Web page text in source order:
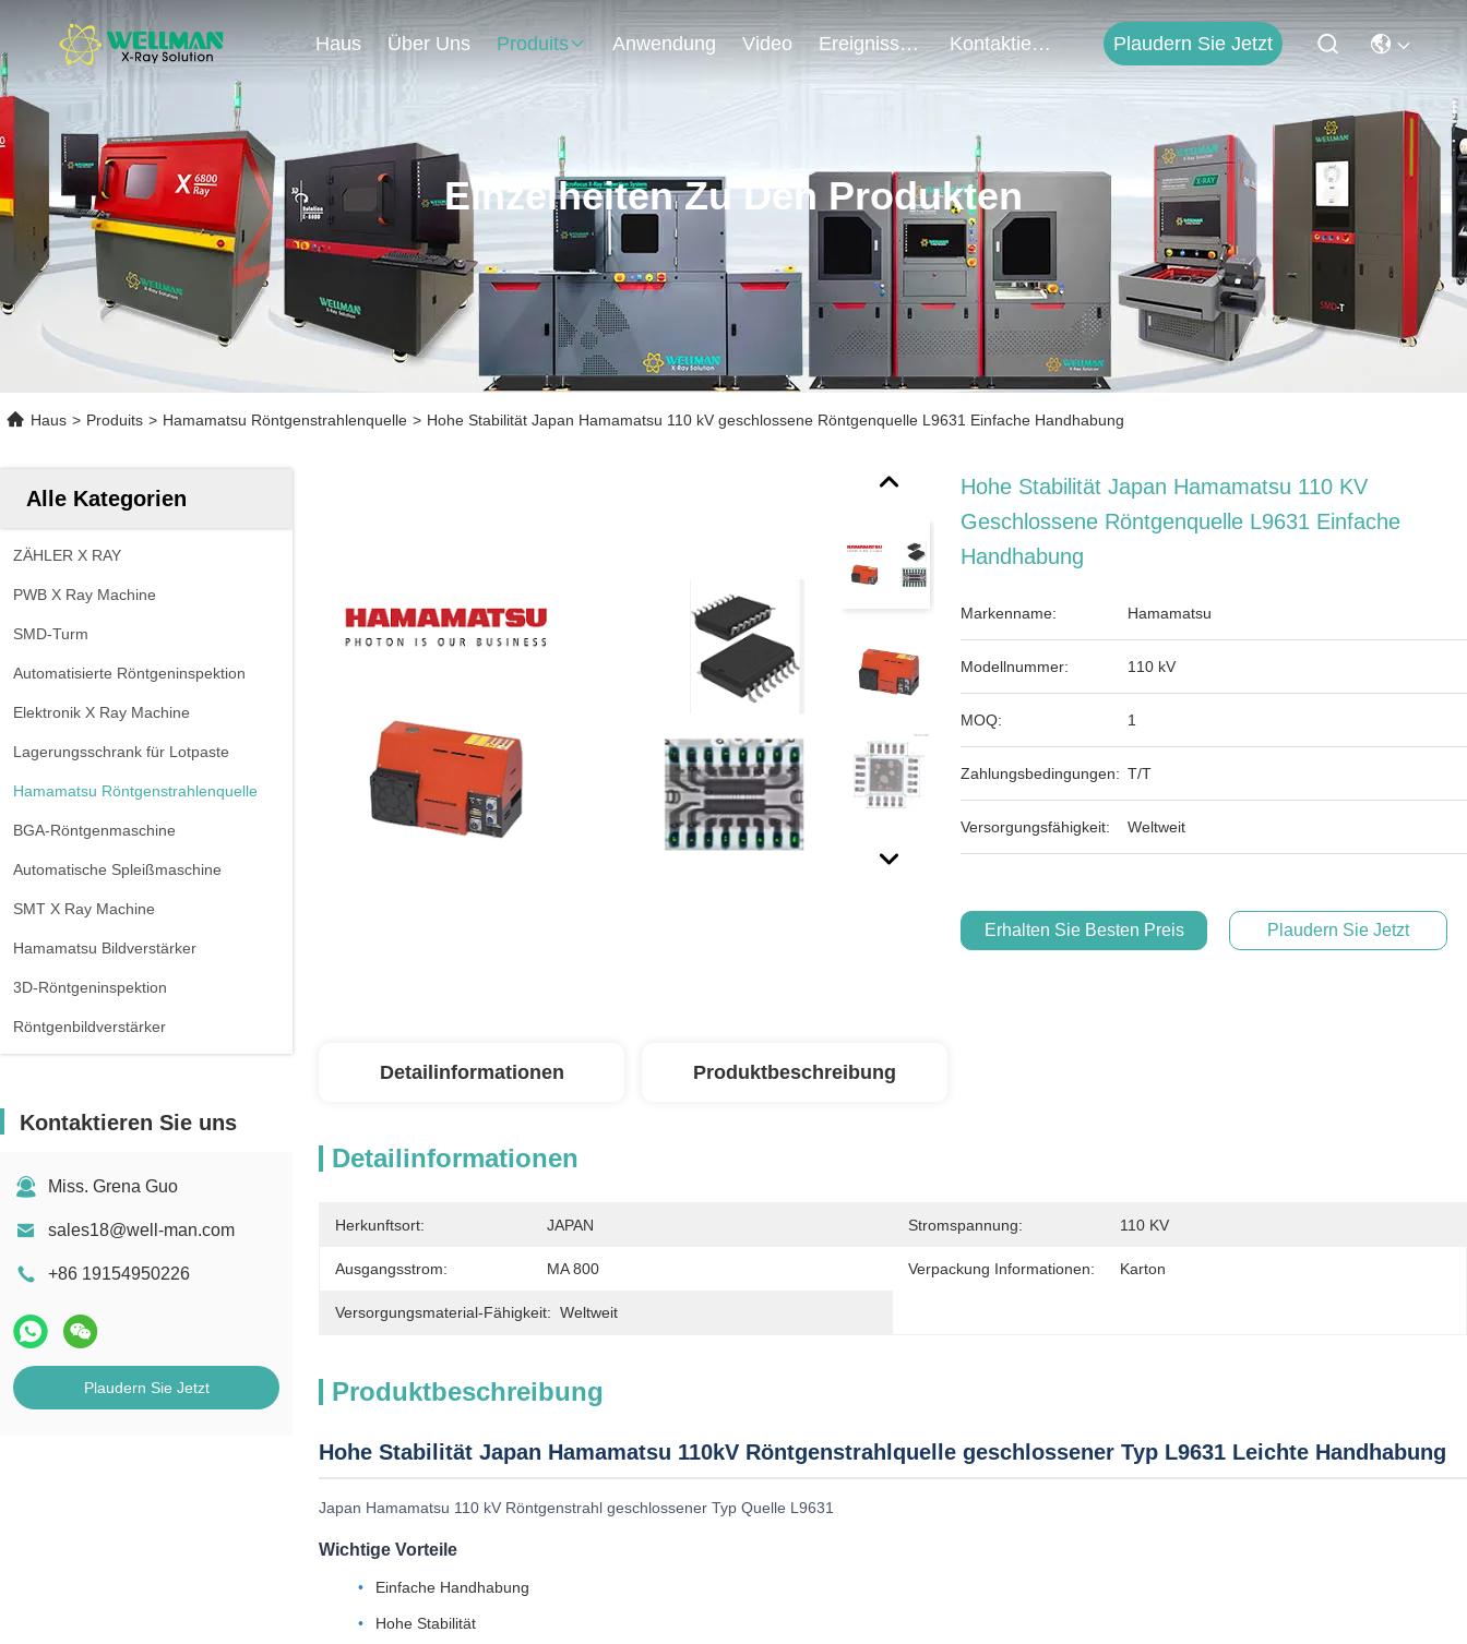
Haus Über Uns Produits Anwendung Video Ereignisse Kontaktieren Sie Uns Plaudern Sie Jetzt
Einzelheiten Zu Den Produkten
Haus > Produits > Hamamatsu Röntgenstrahlenquelle > Hohe Stabilität Japan Hamamatsu 110 kV geschlossene Röntgenquelle L9631 Einfache Handhabung
Alle Kategorien
ZÄHLER X RAY
PWB X Ray Machine
SMD-Turm
Automatisierte Röntgeninspektion
Elektronik X Ray Machine
Lagerungsschrank für Lotpaste
Hamamatsu Röntgenstrahlenquelle
BGA-Röntgenmaschine
Automatische Spleißmaschine
SMT X Ray Machine
Hamamatsu Bildverstärker
3D-Röntgeninspektion
Röntgenbildverstärker
Kontaktieren Sie uns
Miss. Grena Guo
sales18@well-man.com
+86 19154950226
Plaudern Sie Jetzt
Hohe Stabilität Japan Hamamatsu 110 KV
Geschlossene Röntgenquelle L9631 Einfache
Handhabung
Markenname: Hamamatsu
Modellnummer: 110 kV
MOQ: 1
Zahlungsbedingungen: T/T
Versorgungsfähigkeit: Weltweit
Erhalten Sie Besten Preis Plaudern Sie Jetzt
Detailinformationen Produktbeschreibung
Detailinformationen
Herkunftsort: JAPAN Stromspannung: 110 KV
Ausgangsstrom: ΜA 800 Verpackung Informationen: Karton
Versorgungsmaterial-Fähigkeit: Weltweit
Produktbeschreibung
Hohe Stabilität Japan Hamamatsu 110kV Röntgenstrahlquelle geschlossener Typ L9631 Leichte Handhabung
Japan Hamamatsu 110 kV Röntgenstrahl geschlossener Typ Quelle L9631
Wichtige Vorteile
Einfache Handhabung
Hohe Stabilität